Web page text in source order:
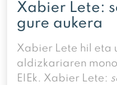
Xabier Lete:
gure aukera
Xabier Lete hil eta
aldizkariaren
EIEk. Xabier Lete: